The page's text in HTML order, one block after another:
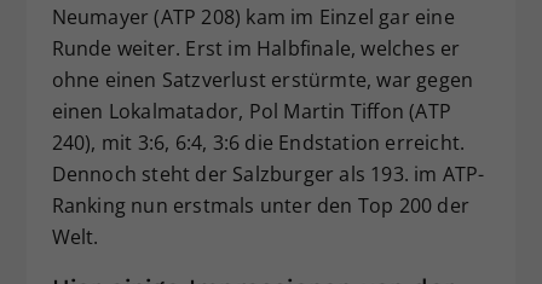
Neumayer (ATP 208) kam im Einzel gar eine
Runde weiter. Erst im Halbfinale, welches er
ohne einen Satzverlust erstürmte, war gegen
einen Lokalmatador, Pol Martin Tiffon (ATP
240), mit 3:6, 6:4, 3:6 die Endstation erreicht.
Dennoch steht der Salzburger als 193. im ATP-
Ranking nun erstmals unter den Top 200 der
Welt.